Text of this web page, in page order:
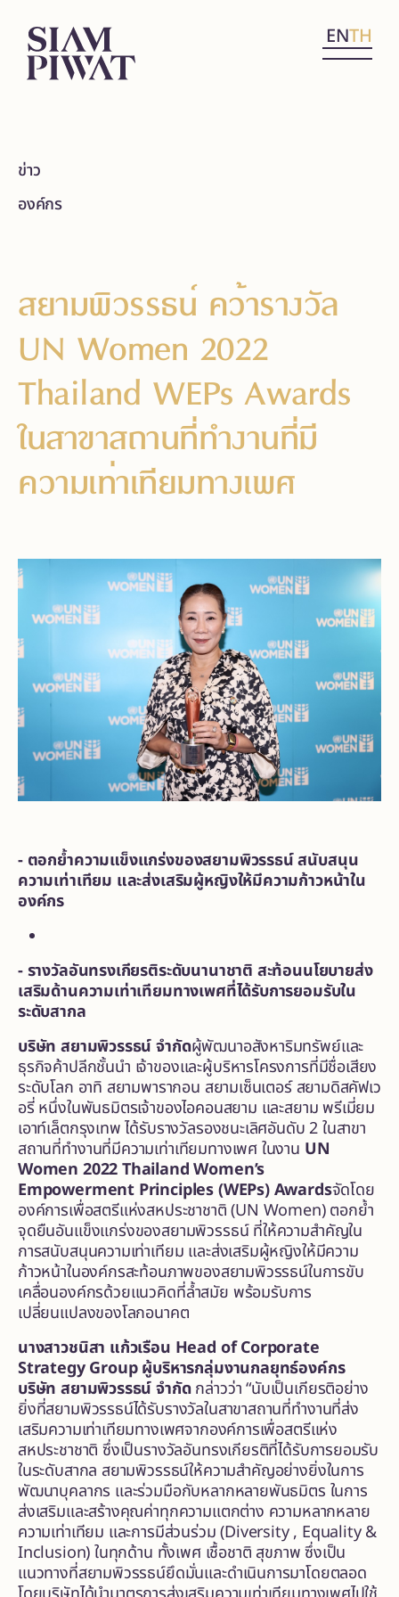
ENTH
ข่าว
องค์กร
สยามพิวรรธน์ คว้ารางวัล
UN Women 2022
Thailand WEPs Awards
ในสาขาสถานที่ทำงานที่มี
ความเท่าเทียมทางเพศ
- ตอกย้ำความแข็งแกร่งของสยามพิวรรธน์ สนับสนุน
ความเท่าเทียม และส่งเสริมผู้หญิงให้มีความก้าวหน้าใน
องค์กร
-รางวัลอันทรงเกียรติระดับนานาชาติ สะท้อนนโยบายส่ง
เสริมด้านความเท่าเทียมทางเพศที่ได้รับการยอมรับใน
ระดับสากล
บริษัท สยามพิวรรธน์จำกัดผู้พัฒนาอสังหาริมทรัพย์และ
ธุรกิจค้าปลีกชั้นนำ เจ้าของและผู้บริหารโครงการที่มีชื่อเสียง
ระดับโลก อาทิ สยามพารากอน สยามเซ็นเตอร์ สยามดิสคัฟเว
อรี่ หนึ่งในพันธมิตรเจ้าของไอคอนสยาม และสยาม พรีเมี่ยม
เอาท์เล็ตกรุงเทพ ได้รับรางวัลรองชนะเลิศอันดับ 2 ในสาขา
สถานที่ทำงานที่มีความเท่าเทียมทางเพศ ในงาน UN
Women 2022 Thailand Women’s
Empowerment Principles (WEPs)Awardsจัดโดย
องค์การเพื่อสตรีแห่งสหประชาชาติ (UN Women) ตอกย้ำ
จุดยืนอันแข็งแกร่งของสยามพิวรรธน์ ที่ให้ความสำคัญใน
การสนับสนุนความเท่าเทียม และส่งเสริมผู้หญิงให้มีความ
ก้าวหน้าในองค์กรสะท้อนภาพของสยามพิวรรธน์ในการขับ
เคลื่อนองค์กรด้วยแนวคิดที่ล้ำสมัย พร้อมรับการ
เปลี่ยนแปลงของโลกอนาคต
นางสาวชนิสา แก้วเรือน Head of Corporate
Strategy Groupผู้บริหารกลุ่มงานกลยุทธ์องค์กร
บริษัท สยามพิวรรธน์ จำกัดกล่าวว่า “นับเป็นเกียรติอย่าง
ยิ่งที่สยามพิวรรธน์ได้รับรางวัลในสาขาสถานที่ทำงานที่ส่ง
เสริมความเท่าเทียมทางเพศจากองค์การเพื่อสตรีแห่ง
สหประชาชาติ ซึ่งเป็นรางวัลอันทรงเกียรติที่ได้รับการยอมรับ
ในระดับสากล สยามพิวรรธน์ให้ความสำคัญอย่างยิ่งในการ
พัฒนาบุคลากร และร่วมมือกับหลากหลายพันธมิตร ในการ
ส่งเสริมและสร้างคุณค่าทุกความแตกต่าง ความหลากหลาย
ความเท่าเทียม และการมีส่วนร่วม (Diversity , Equality &
Inclusion) ในทุกด้าน ทั้งเพศ เชื้อชาติ สุขภาพ ซึ่งเป็น
แนวทางที่สยามพิวรรธน์ยึดมั่นและดำเนินการมาโดยตลอด